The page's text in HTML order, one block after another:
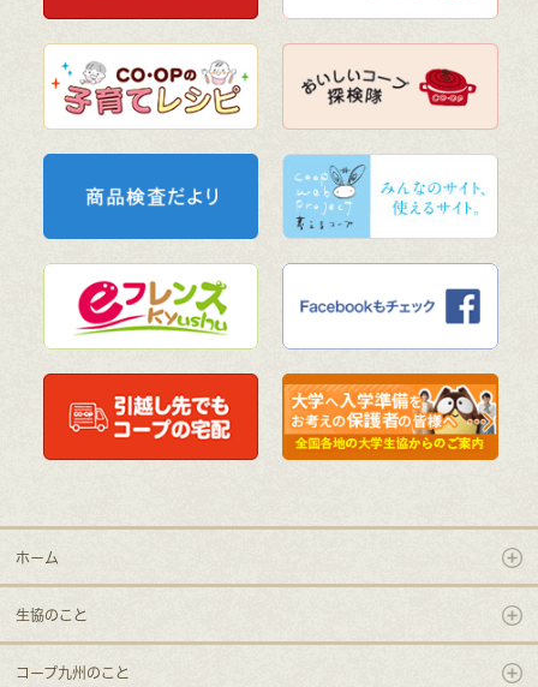
ホーム
生協のこと
コープ九州のこと